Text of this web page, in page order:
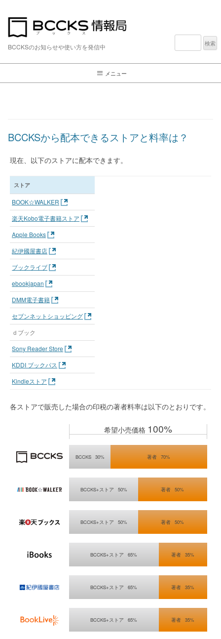
BCCKSのお知らせや使い方を発信中
検
メニュー
BCCKSから配本できるストアと料率は？
現在、以下のストアに配本できます。
ストア
BOOK☆WALKER
楽天Kobo電子書籍ストア
Apple Books
紀伊國屋書店
ブックライブ
ebookjapan
DMM電子書籍
セブンネットショッピング
ｄブック
Sony Reader Store
KDDI ブックパス
Kindleストア
各ストアで販売した場合の印税の著者料率は以下のとおりです。
希望小売価格 100%
BCCKSで販売する場合
BCCKS 30% 著者 70%
BOOK☆WALKER
BCCKS+ストア 50% 著者 50%
楽天Kobo電子書籍ストア
BCCKS+ストア 50% 著者 50%
iBooks Store
BCCKS+ストア 65% 著者 35%
紀伊國屋書店 Kinoppy
BCCKS+ストア 65% 著者 35%
BookLive!BCCKS+ストア 65% 著者 35%